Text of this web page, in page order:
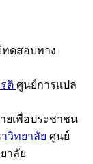
ดสอบทาง
ติ ศูนย์การแปล
ยเพื่อประชาชน
วิทยาลัย ศูนย์
าลัย